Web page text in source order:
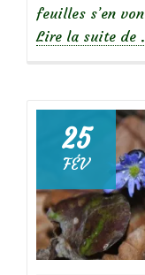
feuilles s’en
Lire la suite de
25
FÉV